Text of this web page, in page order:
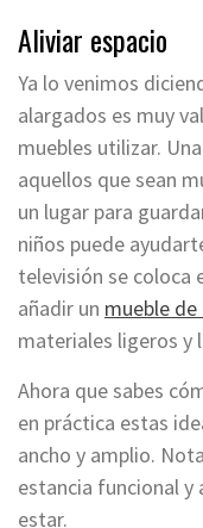
Aliviar espacio
Ya lo venimos
alargados es muy
muebles utilizar.
aquellos que sean
un lugar para
niños puede
televisión se coloca
añadir un mueble de
materiales ligeros y
Ahora que sabes
en práctica estas
ancho y amplio.
estancia funcional y
estar.